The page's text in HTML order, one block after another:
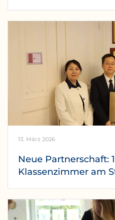
13. März 2026
Neue Partnerschaft:
Klassenzimmer am